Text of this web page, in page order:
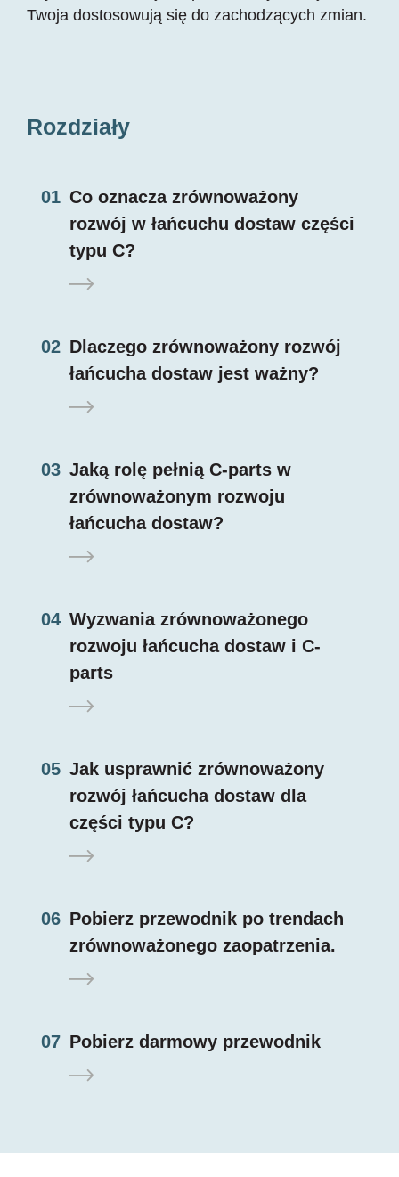
Twoja dostosowują się do zachodzących zmian.
Rozdziały
01 Co oznacza zrównoważony
rozwój w łańcuchu dostaw części
typu C?
02 Dlaczego zrównoważony rozwój
łańcucha dostaw jest ważny?
03 Jaką rolę pełnią C-parts w
zrównoważonym rozwoju
łańcucha dostaw?
04 Wyzwania zrównoważonego
rozwoju łańcucha dostaw i C-
parts
05 Jak usprawnić zrównoważony
rozwój łańcucha dostaw dla
części typu C?
06 Pobierz przewodnik po trendach
zrównoważonego zaopatrzenia.
07 Pobierz darmowy przewodnik